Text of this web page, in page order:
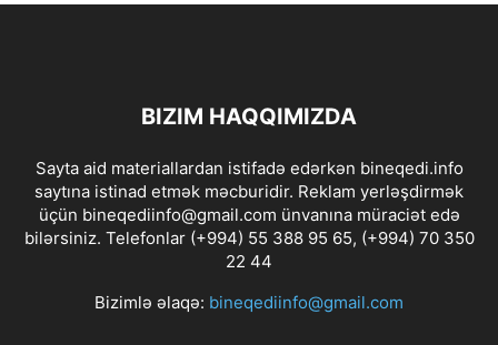
BIZIM HAQQIMIZDA
Sayta aid materiallardan istifadə edərkən bineqedi.info
saytına istinad etmək məcburidir. Reklam yerləşdirmək
üçün bineqediinfo@gmail.com ünvanına müraciət edə
bilərsiniz. Telefonlar (+994) 55 388 95 65, (+994) 70 350
22 44
Bizimlə əlaqə: bineqediinfo@gmail.com